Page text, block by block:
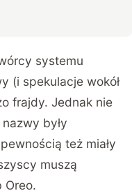
systemu
(i spekulacje wokół
frajdy. Jednak nie
były
też miały
muszą
Oreo.